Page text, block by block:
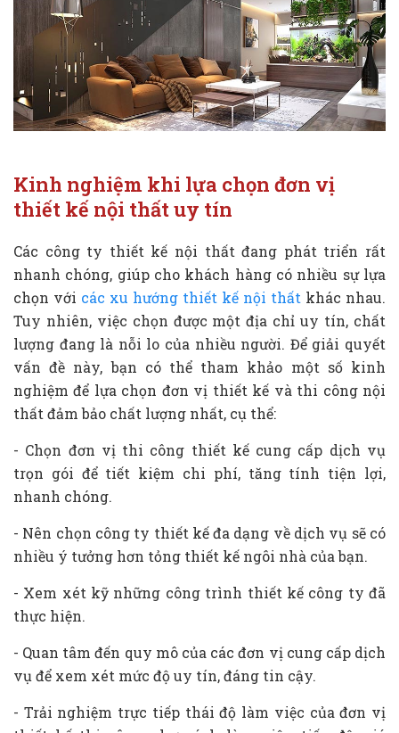
Kinh nghiệm khi lựa chọn đơn vị
thiết kế nội thất uy tín
Các công ty thiết kế nội thất đang phát triển rất
nhanh chóng, giúp cho khách hàng có nhiều sự lựa
chọn với các xu hướng thiết kế nội thất khác nhau.
Tuy nhiên, việc chọn được một địa chỉ uy tín, chất
lượng đang là nỗi lo của nhiều người. Để giải quyết
vấn đề này, bạn có thể tham khảo một số kinh
nghiệm để lựa chọn đơn vị thiết kế và thi công nội
thất đảm bảo chất lượng nhất, cụ thể:
- Chọn đơn vị thi công thiết kế cung cấp dịch vụ
trọn gói để tiết kiệm chi phí, tăng tính tiện lợi,
nhanh chóng.
- Nên chọn công ty thiết kế đa dạng về dịch vụ sẽ có
nhiều ý tưởng hơn tỏng thiết kế ngôi nhà của bạn.
- Xem xét kỹ những công trình thiết kế công ty đã
thực hiện.
- Quan tâm đến quy mô của các đơn vị cung cấp dịch
vụ để xem xét mức độ uy tín, đáng tin cậy.
- Trải nghiệm trực tiếp thái độ làm việc của đơn vị